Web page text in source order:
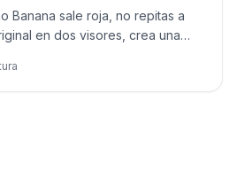
Banana sale roja, no repitas a
en dos visores, crea una